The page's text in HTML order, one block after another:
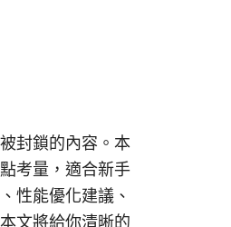
封鎖的內容。本
考量，適合新手
性能優化建議、
文將給你清晰的